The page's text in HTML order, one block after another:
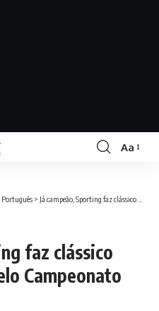
Aa
Português > Já campeão, Sporting faz clássico contra o Benfica pelo Campeonato Português
faz clássico
Campeonato